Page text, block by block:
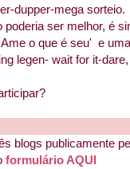
dupper-mega sorteio.
poderia ser melhor, é
o que é seu' e
legen- wait for it-
blogs publicamente
formulário AQUI